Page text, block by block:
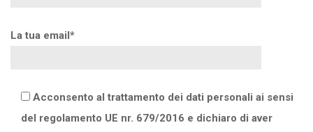
La tua email*
Acconsento al trattamento dei dati personali ai sensi
del regolamento UE nr. 679/2016 e dichiaro di aver